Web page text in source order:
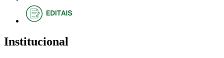
Institucional